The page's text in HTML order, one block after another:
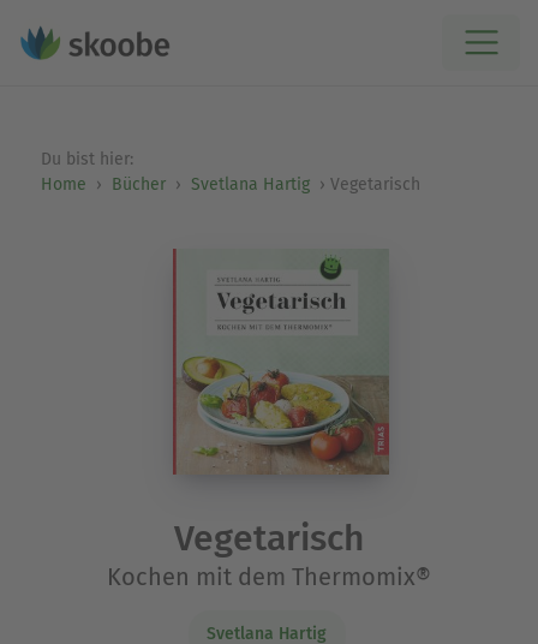
Du bist hier:
Home
Bücher Svetlana Hartig Vegetarisch
Vegetarisch
Kochen mit dem Thermomix®
Svetlana Hartig